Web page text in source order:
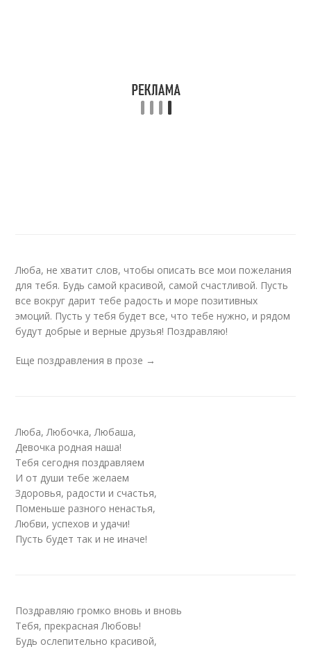
Люба, не хватит слов, чтобы описать все мои пожелания
для тебя. Будь самой красивой, самой счастливой. Пусть
все вокруг дарит тебе радость и море позитивных
эмоций. Пусть у тебя будет все, что тебе нужно, и рядом
будут добрые и верные друзья! Поздравляю!
Еще поздравления в прозе →
Люба, Любочка, Любаша,
Девочка родная наша!
Тебя сегодня поздравляем
И от души тебе желаем
Здоровья, радости и счастья,
Поменьше разного ненастья,
Любви, успехов и удачи!
Пусть будет так и не иначе!
Поздравляю громко вновь и вновь
Тебя, прекрасная Любовь!
Будь ослепительно красивой,